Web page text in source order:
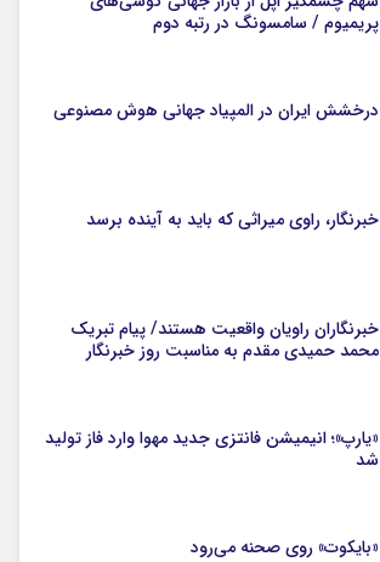
پریمیوم / سامسونگ در رتبه دوم
درخشش ایران در المپیاد جهانی هوش مصنوعی
خبرنگار، راوی میراثی که باید به آینده برسد
خبرنگاران راویان واقعیت هستند/ پیام تبریک
محمد حمیدی مقدم به مناسبت روز خبرنگار
«یارپ»؛ انیمیشن فانتزی جدید مهوا وارد فاز تولید
شد
«بایکوت» روی صحنه می‌رود